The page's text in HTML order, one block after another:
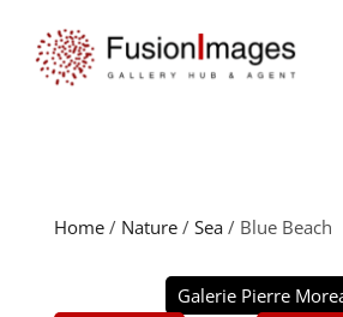
Home/ Nature/ Sea/ Blue Beach
Galerie Pierre